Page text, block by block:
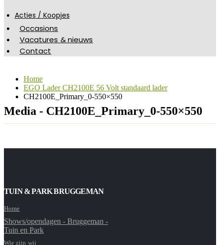
Acties / Koopjes
Occasions
Vacatures & nieuws
Contact
Home
EGO Lader CH2100E 56 Volt standaard lader
CH2100E_Primary_0-550×550
Media - CH2100E_Primary_0-550×550
TUIN & PARK BRUGGEMAN
Home
Shows/opendagen - Bruggeman -
Tuin en Park
Wie zijn wij